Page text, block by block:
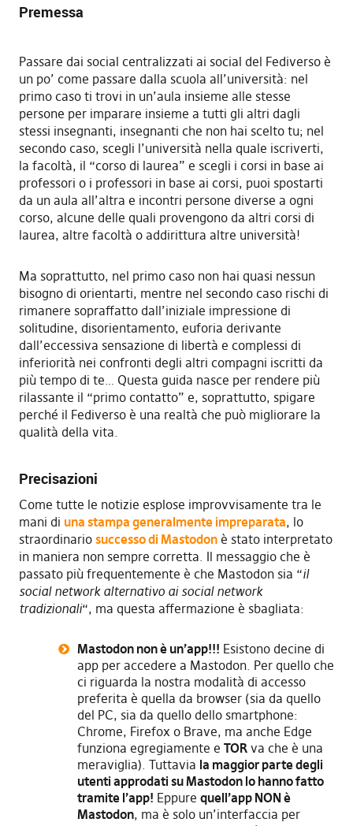
Premessa
Passare dai social centralizzati ai social del Fediverso è
un po’ come passare dalla scuola all’università: nel
primo caso ti trovi in un’aula insieme alle stesse
persone per imparare insieme a tutti gli altri dagli
stessi insegnanti, insegnanti che non hai scelto tu; nel
secondo caso, scegli l’università nella quale iscriverti,
la facoltà, il “corso di laurea” e scegli i corsi in base ai
professori o i professori in base ai corsi, puoi spostarti
da un aula all’altra e incontri persone diverse a ogni
corso, alcune delle quali provengono da altri corsi di
laurea, altre facoltà o addirittura altre università!
Ma soprattutto, nel primo caso non hai quasi nessun
bisogno di orientarti, mentre nel secondo caso rischi di
rimanere sopraffatto dall’iniziale impressione di
solitudine, disorientamento, euforia derivante
dall’eccessiva sensazione di libertà e complessi di
inferiorità nei confronti degli altri compagni iscritti da
più tempo di te… Questa guida nasce per rendere più
rilassante il “primo contatto” e, soprattutto, spigare
perché il Fediverso è una realtà che può migliorare la
qualità della vita.
Precisazioni
Come tutte le notizie esplose improvvisamente tra le
mani di una stampa generalmente impreparata, lo
straordinario successo di Mastodonè stato interpretato
in maniera non sempre corretta. Il messaggio che è
passato più frequentemente è che Mastodon sia “il
social network alternativo ai social network
tradizionali“, ma questa affermazione è sbagliata:
Mastodon non è un’app!!! Esistono decine di
app per accedere a Mastodon. Per quello che
ci riguarda la nostra modalità di accesso
preferita è quella da browser (sia da quello
del PC, sia da quello dello smartphone:
Chrome, Firefox o Brave, ma anche Edge
funziona egregiamente e TORva che è una
meraviglia). Tuttavia la maggior parte degli
utenti approdati su Mastodon lo hanno fatto
tramite l’app! Eppure quell’app NON è
Mastodon, ma è solo un’interfaccia per